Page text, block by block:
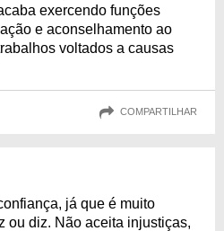
exercendo funções
e aconselhamento ao
voltados a causas
COMPARTILHAR
já que é muito
ou diz. Não aceita injustiças,